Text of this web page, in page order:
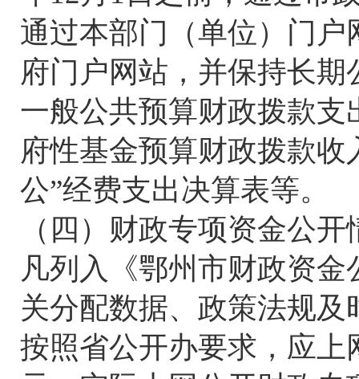
通过本部门（单位）门
府门户网站，并保持长
一般公共预算财政拨款
府性基金预算财政拨款
公”经费支出决算表等。
（四）财政专项资金公开
凡列入《鄂州市财政资
关分配数据、政策法规
按照省公开办要求，应上